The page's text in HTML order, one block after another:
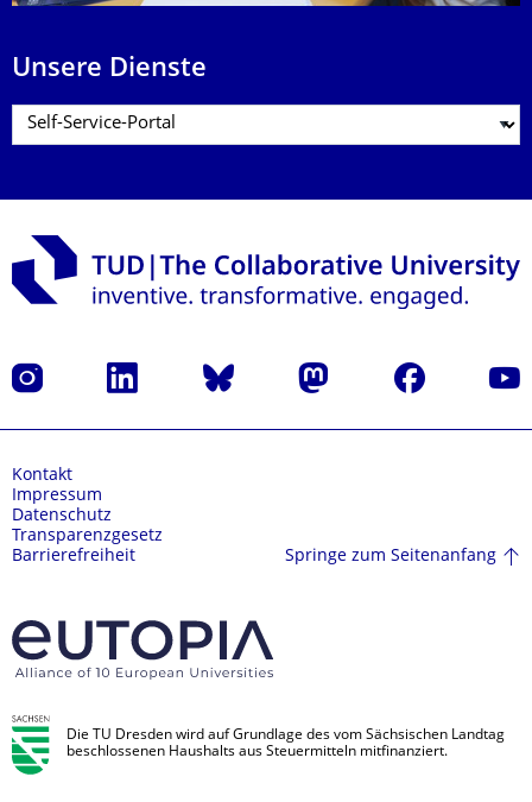
Unsere Dienste
Instagram LinkedIn Bluesky Mastodon Facebook
Kontakt
Impressum
Datenschutz
Transparenzgesetz
Barrierefreiheit
Springe zum Seitenanfang
Die TU Dresden wird auf Grundlage des vom Sächsischen Landtag
beschlossenen Haushalts aus Steuermitteln mitfinanziert.